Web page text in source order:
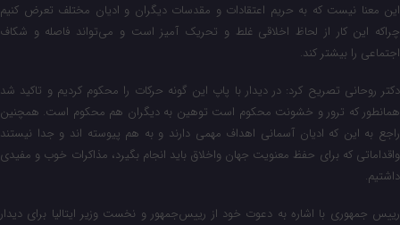
این معنا نیست که به حریم اعتقادات و مقدسات دیگران و ادیان مختلف تعرض کنیم
چراکه این کار از لحاظ اخلاقی غلط و تحریک آمیز است و می‌تواند فاصله و شکاف
اجتماعی را بیشتر کند.
دکتر روحانی تصریح کرد: در دیدار با پاپ این گونه حرکات را محکوم کردیم و تاکید شد
همانطور که ترور و خشونت محکوم است توهین به دیگران هم محکوم است. همچنین
راجع به این که ادیان آسمانی اهداف مهمی دارند و به هم پیوسته اند و جدا نیستند
واقداماتی که برای حفظ معنویت جهان واخلاق باید انجام بگیرد، مذاکرات خوب و مفیدی
داشتیم.
رییس جمهوری با اشاره به دعوت خود از رییس‌جمهور و نخست وزیر ایتالیا برای دیدار